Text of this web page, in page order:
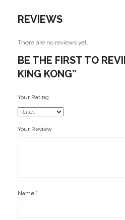
Ofertas
REVIEWS
There are no reviews yet.
BE THE FIRST TO
KING KONG”
Your Rating
Your Review
Name *